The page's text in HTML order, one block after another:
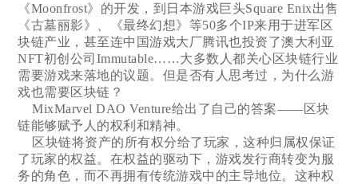
《Moonfrost》的开发，到日本游戏巨头Square Enix出售
《古墓丽影》、《最终幻想》等50多个IP来用于进军区
块链产业，甚至连中国游戏大厂腾讯也投资了澳大利亚
NFT初创公司Immutable……大多数人都关心区块链行业
需要游戏来落地的议题。但是否有人思考过，为什么游
戏也需要区块链？
MixMarvel DAO Venture给出了自己的答案——区块
链能够赋予人的权利和精神。
区块链将资产的所有权分给了玩家，这种归属权保证
了玩家的权益。在权益的驱动下，游戏发行商转变为服
务的角色，而不再拥有传统游戏中的主导地位。这种权